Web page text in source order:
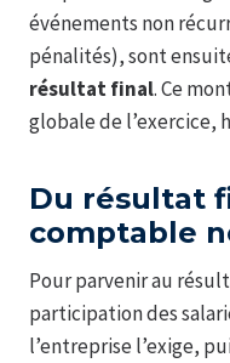
événements non
pénalités), sont
résultat final. Ce
globale de l’exercice,
Du résultat
comptable
Pour parvenir au
participation des
l’entreprise l’exige,